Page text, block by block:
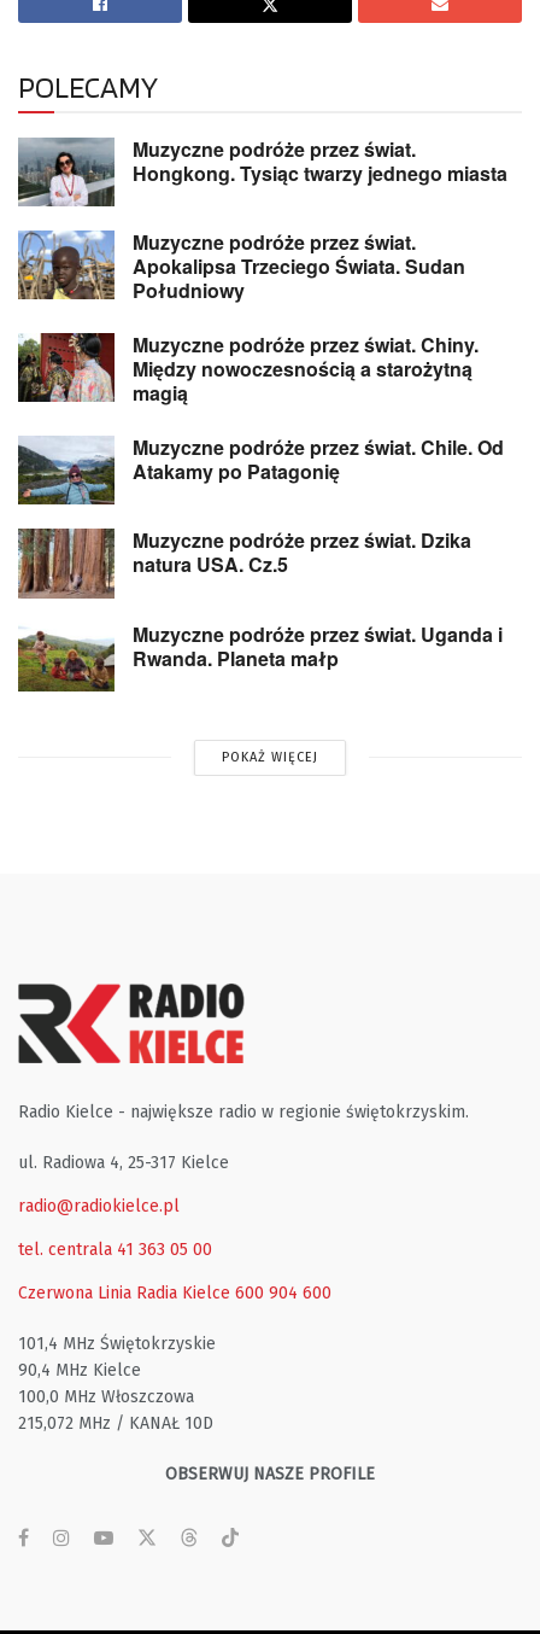
POLECAMY
Muzyczne podróże przez świat.
Hongkong. Tysiąc twarzy jednego miasta
Muzyczne podróże przez świat.
Apokalipsa Trzeciego Świata. Sudan
Południowy
Muzyczne podróże przez świat. Chiny.
Między nowoczesnością a starożytną
magią
Muzyczne podróże przez świat. Chile. Od
Atakamy po Patagonię
Muzyczne podróże przez świat. Dzika
natura USA. Cz.5
Muzyczne podróże przez świat. Uganda i
Rwanda. Planeta małp
POKAŻ WIĘCEJ
Radio Kielce - największe radio w regionie świętokrzyskim.
ul. Radiowa 4, 25-317 Kielce
radio@radiokielce.pl
tel. centrala 41 363 05 00
Czerwona Linia Radia Kielce 600 904 600
101,4 MHz Świętokrzyskie
90,4 MHz Kielce
100,0 MHz Włoszczowa
215,072 MHz / KANAŁ 10D
OBSERWUJ NASZE PROFILE